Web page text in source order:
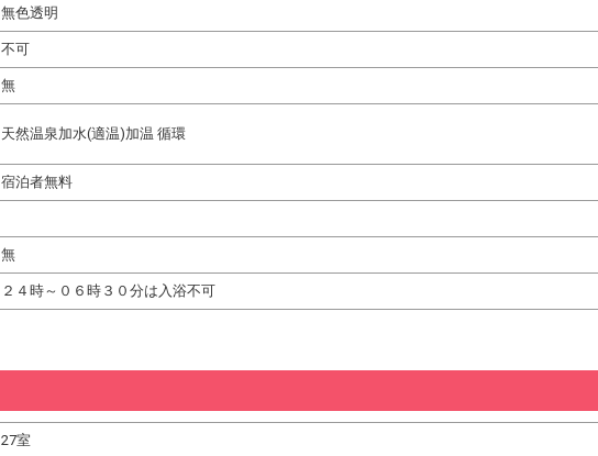
無色透明
不可
無
天然温泉加水(適温)加温 循環
宿泊者無料
無
２４時～０６時３０分は入浴不可
27室